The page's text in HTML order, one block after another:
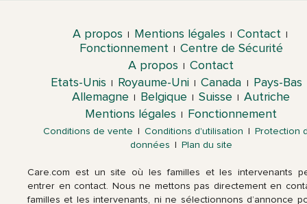
A propos Mentions légales Contact
Fonctionnement
Centre de Sécurité
A propos
Contact
Etats-Unis
Royaume-Uni Canada
Pays-Bas
Allemagne
Belgique Suisse
Autriche
Mentions légales
Fonctionnement
Conditions de vente Conditions d'utilisation
Protection
données
Plan du site
Care.com est un site où les familles et les intervenants
entrer en contact. Nous ne mettons pas directement en
familles et les intervenants, ni ne sélectionnons d’annonce